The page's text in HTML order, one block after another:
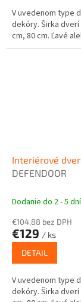
V uvedenom type
dekóry. Širka dverí
cm, 80 cm. Ľavé
Interiérové
DEFENDOOR
Dodanie do 2 - 5 dní
€104,88 bez DPH
€129 / ks
DETAIL
V uvedenom type
dekóry. Širka dverí